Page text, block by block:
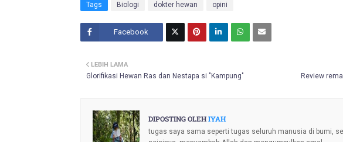
Tags Biologi dokter hewan opini
Facebook
Review
LEBIH LAMA
Glorifikasi Hewan Ras dan Nestapa si "Kampung"
DIPOSTING OLEHIYAH
tugas saya sama seperti tugas seluruh manusia di bumi,